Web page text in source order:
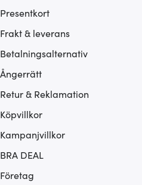
Presentkort
Frakt & leverans
Betalningsalternativ
Ångerrätt
Retur & Reklamation
Köpvillkor
Kampanjvillkor
BRA DEAL
Företag